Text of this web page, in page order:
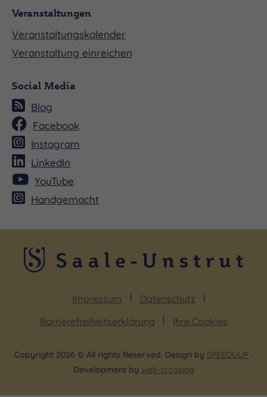
Veranstaltungen
Veranstaltungskalender
Veranstaltung einreichen
Social Media
Blog
Facebook
Instagram
LinkedIn
YouTube
Handgemacht
Impressum
Datenschutz
Barrierefreiheitserklärung
Ihre Cookies
Copyright 2026 © All rights Reserved. Design by SPEEDUUP ·
Development by web-crossing